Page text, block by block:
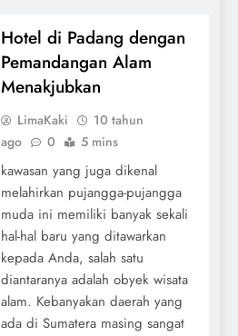
Hotel di Padang dengan
Pemandangan Alam
Menakjubkan
LimaKaki
10 tahun
ago
0 5 mins
kawasan yang juga dikenal
melahirkan pujangga-pujangga
muda ini memiliki banyak sekali
hal-hal baru yang ditawarkan
kepada Anda, salah satu
diantaranya adalah obyek wisata
alam. Kebanyakan daerah yang
ada di Sumatera masing sangat